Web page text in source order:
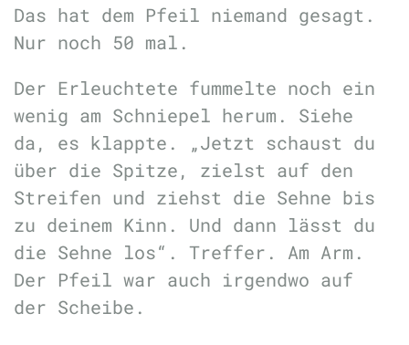
Das hat dem Pfeil niemand gesagt.
Nur noch 50 mal.
Der Erleuchtete fummelte noch ein
wenig am Schniepel herum. Siehe
da, es klappte. „Jetzt schaust du
über die Spitze, zielst auf den
Streifen und ziehst die Sehne bis
zu deinem Kinn. Und dann lässt du
die Sehne los“. Treffer. Am Arm.
Der Pfeil war auch irgendwo auf
der Scheibe.